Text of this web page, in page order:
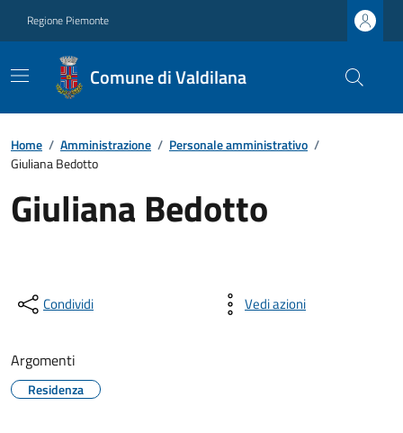
Regione Piemonte
Comune di Valdilana
Home / Amministrazione / Personale amministrativo /
Giuliana Bedotto
Giuliana Bedotto
Condividi Vedi azioni
Argomenti
Residenza